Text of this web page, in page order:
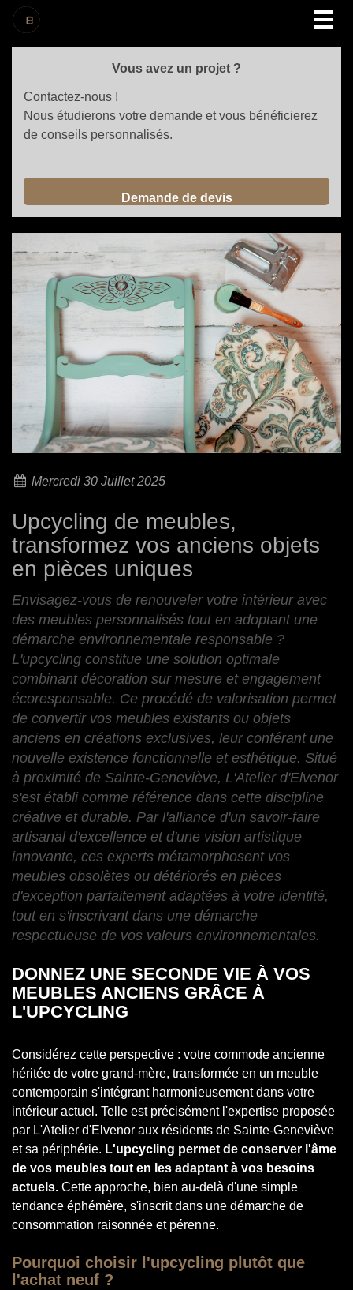
Vous avez un projet ?
Contactez-nous !
Nous étudierons votre demande et vous bénéficierez
de conseils personnalisés.
Demande de devis
Mercredi 30 Juillet 2025
Upcycling de meubles,
transformez vos anciens objets
en pièces uniques
Envisagez-vous de renouveler votre intérieur avec
des meubles personnalisés tout en adoptant une
démarche environnementale responsable ?
L'upcycling constitue une solution optimale
combinant décoration sur mesure et engagement
écoresponsable. Ce procédé de valorisation permet
de convertir vos meubles existants ou objets
anciens en créations exclusives, leur conférant une
nouvelle existence fonctionnelle et esthétique. Situé
à proximité de Sainte-Geneviève, L'Atelier d'Elvenor
s'est établi comme référence dans cette discipline
créative et durable. Par l'alliance d'un savoir-faire
artisanal d'excellence et d'une vision artistique
innovante, ces experts métamorphosent vos
meubles obsolètes ou détériorés en pièces
d'exception parfaitement adaptées à votre identité,
tout en s'inscrivant dans une démarche
respectueuse de vos valeurs environnementales.
DONNEZ UNE SECONDE VIE À VOS
MEUBLES ANCIENS GRÂCE À
L'UPCYCLING
Considérez cette perspective : votre commode ancienne
héritée de votre grand-mère, transformée en un meuble
contemporain s'intégrant harmonieusement dans votre
intérieur actuel. Telle est précisément l'expertise proposée
par L'Atelier d'Elvenor aux résidents de Sainte-Geneviève
et sa périphérie. L'upcycling permet de conserver l'âme
de vos meubles tout en les adaptant à vos besoins
actuels. Cette approche, bien au-delà d'une simple
tendance éphémère, s'inscrit dans une démarche de
consommation raisonnée et pérenne.
Pourquoi choisir l'upcycling plutôt que
l'achat neuf ?